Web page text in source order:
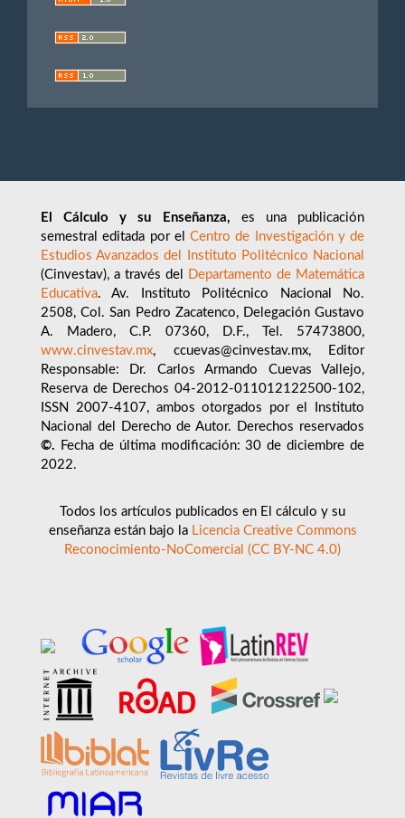
El Cálculo y su Enseñanza, es una publicación
semestral editada por el Centro de Investigación y de
Estudios Avanzados del Instituto Politécnico Nacional
(Cinvestav), a través del
Departamento de Matemática
Educativa. Av. Instituto Politécnico Nacional No.
2508, Col. San Pedro Zacatenco, Delegación Gustavo
A. Madero, C.P. 07360, D.F., Tel. 57473800,
www.cinvestav.mx, ccuevas@cinvestav.mx, Editor
Responsable: Dr. Carlos Armando Cuevas Vallejo,
Reserva de Derechos 04-2012-011012122500-102,
ISSN 2007-4107, ambos otorgados por el Instituto
Nacional del Derecho de Autor. Derechos reservados
©. Fecha de última modificación: 30 de diciembre de
2022.
Todos los artículos publicados en El cálculo y su
enseñanza están bajo la Licencia Creative Commons
Reconocimiento-NoComercial (CC BY-NC 4.0)